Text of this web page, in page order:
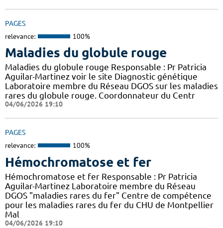
PAGES
relevance: 100%
Maladies du globule rouge
Maladies du globule rouge Responsable : Pr Patricia
Aguilar-Martinez voir le site Diagnostic génétique
Laboratoire membre du Réseau DGOS sur les maladies
rares du globule rouge. Coordonnateur du Centr
04/06/2026 19:10
PAGES
relevance: 100%
Hémochromatose et fer
Hémochromatose et fer Responsable : Pr Patricia
Aguilar-Martinez Laboratoire membre du Réseau
DGOS "maladies rares du fer" Centre de compétence
pour les maladies rares du fer du CHU de Montpellier
Mal
04/06/2026 19:10